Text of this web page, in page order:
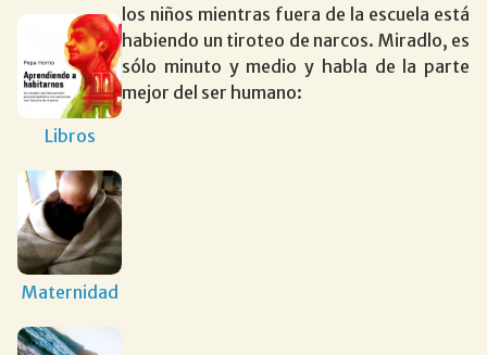
Libros
Maternidad
los niños mientras fuera de la escuela está
habiendo un tiroteo de narcos. Miradlo, es
sólo minuto y medio y habla de la parte
mejor del ser humano: